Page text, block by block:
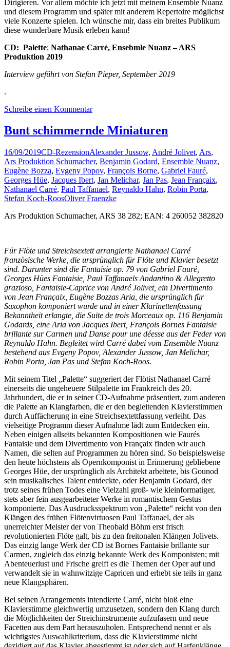
Dirigieren. Vor allem möchte ich jetzt mit meinem Ensemble Nuanz
und diesem Programm und später mit anderem Repertoire möglichst
viele Konzerte spielen. Ich wünsche mir, dass ein breites Publikum
diese wunderbare Musik erleben kann!
CD: Palette; Nathanae Carré, Ensebmle Nuanz – ARS
Produktion 2019
Interview geführt von Stefan Pieper, September 2019
.
Schreibe einen Kommentar
Bunt schimmernde Miniaturen
16/09/2019CD-RezensionAlexander Jussow, André Jolivet, Ars,
Ars Produktion Schumacher, Benjamin Godard, Ensemble Nuanz,
Eugène Bozza, Evgeny Popov, François Borne, Gabriel Fauré,
Georges Hüe, Jacques Ibert, Jan Melichar, Jan Pas, Jean Françaix,
Nathanael Carré, Paul Taffanael, Reynaldo Hahn, Robin Porta,
Stefan Koch-RoosOliver Fraenzke
Ars Produktion Schumacher, ARS 38 282; EAN: 4 260052 382820
Für Flöte und Streichsextett arrangierte Nathanael Carré
französische Werke, die ursprünglich für Flöte und Klavier besetzt
sind. Darunter sind die Fantaisie op. 79 von Gabriel Fauré,
Georges Hües Fantaisie, Paul Taffanaels Andantino & Allegretto
grazioso, Fantaisie-Caprice von André Jolivet, ein Divertimento
von Jean Françaix, Eugène Bozzas Aria, die ursprünglich für
Saxophon komponiert wurde und in einer Klarinettenfassung
Bekanntheit erlangte, die Suite de trois Morceaux op. 116 Benjamin
Godards, eine Aria von Jacques Ibert, François Bornes Fantaisie
brillante sur Carmen und Danse pour une déesse aus der Feder von
Reynaldo Hahn. Begleitet wird Carré dabei vom Ensemble Nuanz
bestehend aus Evgeny Popov, Alexander Jussow, Jan Melichar,
Robin Porta, Jan Pas und Stefan Koch-Roos.
Mit seinem Titel „Palette“ suggeriert der Flötist Nathanael Carré
einerseits die ungeheuere Stilpalette im Frankreich des 20.
Jahrhundert, die er in seiner CD-Aufnahme präsentiert, zum anderen
die Palette an Klangfarben, die er den begleitenden Klavierstimmen
durch Auffächerung in eine Streichsextettfassung verleiht. Das
vielseitige Programm dieser Aufnahme lädt zum Entdecken ein.
Neben einigen allseits bekannten Kompositionen wie Faurés
Fantaisie und dem Divertimento von Françaix finden wir auch
Namen, die selten auf Programmen zu hören sind. So beispielsweise
den heute höchstens als Opernkomponist in Erinnerung gebliebene
Georges Hüe, der ursprünglich als Architekt arbeitete, bis Gounod
sein musikalisches Talent entdeckte, oder Benjamin Godard, der
trotz seines frühen Todes eine Vielzahl groß- wie kleinformatiger,
stets aber fein ausgearbeiteter Werke in romantischem Gestus
komponierte. Das Ausdrucksspektrum von „Palette“ reicht von den
Klängen des frühen Flötenvirtuosen Paul Taffanael, der als
unerreichter Meister der von Theobald Böhm erst frisch
revolutionierten Flöte galt, bis zu den freitonalen Klängen Jolivets.
Das einzig lange Werk der CD ist Bornes Fantaisie brillante sur
Carmen, zugleich das einzig bekannte Werk des Komponisten; mit
Abenteuerlust und Frische greift es die Themen der Oper auf und
verwandelt sie in wahnwitzige Capricen und erhebt sie teils in ganz
neue Klangsphären.
Bei seinen Arrangements intendierte Carré, nicht bloß eine
Klavierstimme gleichwertig umzusetzen, sondern den Klang durch
die Möglichkeiten der Streichinstrumente aufzufasern und neue
Facetten aus dem Part herauszuholen. Entsprechend nennt er als
wichtigstes Auswahlkriterium, dass die Klavierstimme nicht